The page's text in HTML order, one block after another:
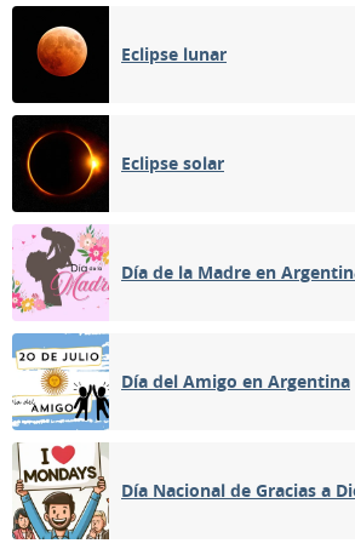
Eclipse lunar
Eclipse solar
Día de la Madre en
Día del Amigo en Argentina
Día Nacional de Gracias a